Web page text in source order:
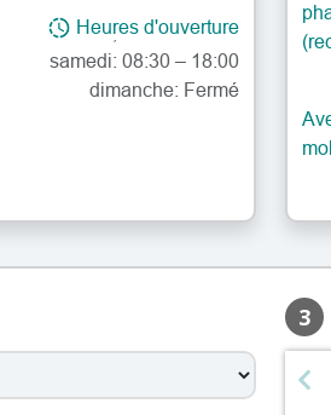
Heures d'ouverture
– 12:30, 13:30 – 19:00
samedi: 08:30 – 18:00
dimanche: Fermé
– 12:30, 13:30 – 19:00
– 12:30, 13:30 – 19:00
3